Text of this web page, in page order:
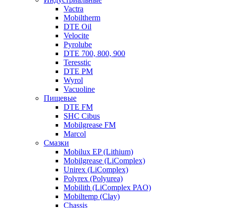
Vactra
Mobiltherm
DTE Oil
Velocite
Pyrolube
DTE 700, 800, 900
Teresstic
DTE PM
Wyrol
Vacuoline
Пищевые
DTE FM
SHC Cibus
Mobilgrease FM
Marcol
Смазки
Mobilux EP (Lithium)
Mobilgrease (LiComplex)
Unirex (LiComplex)
Polyrex (Polyurea)
Mobilith (LiComplex PAO)
Mobiltemp (Clay)
Chassis